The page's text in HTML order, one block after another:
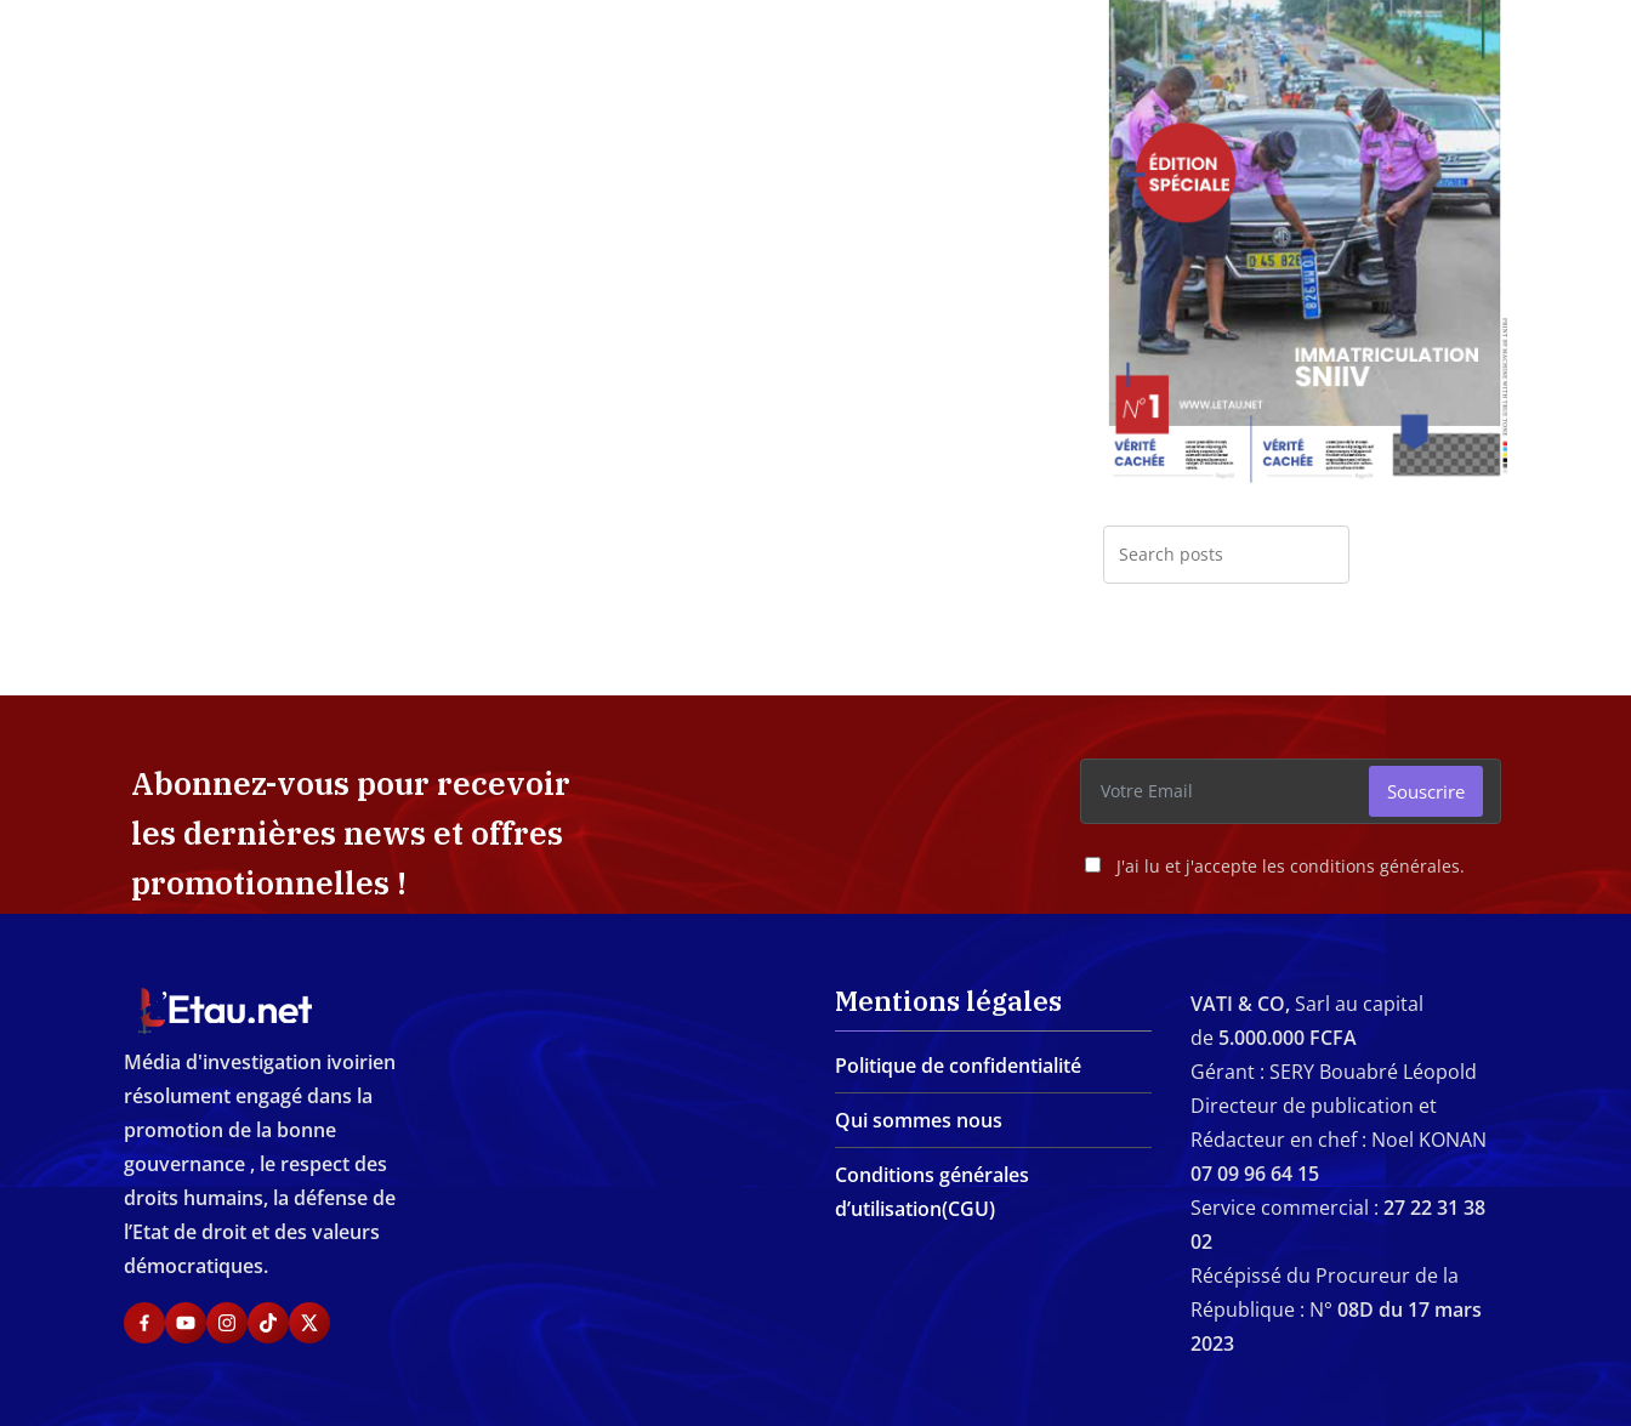
Abonnez-vous pour recevoir
les dernières news et offres
promotionnelles !
J'ai lu et j'accepte les conditions générales.
Souscrire
Média d'investigation ivoirien
résolument engagé dans la
promotion de la bonne
gouvernance , le respect des
droits humains, la défense de
l’Etat de droit et des valeurs
démocratiques.
Mentions légales
Politique de confidentialité
Qui sommes nous
Conditions générales
d’utilisation(CGU)
VATI & CO,Sarl au capital
de 5.000.000 FCFA
Gérant : SERY Bouabré Léopold
Directeur de publication et
Rédacteur en chef : Noel KONAN
07 09 96 64 15
Service commercial : 27 22 31 38
02
Récépissé du Procureur de la
République : N° 08D du 17 mars
2023